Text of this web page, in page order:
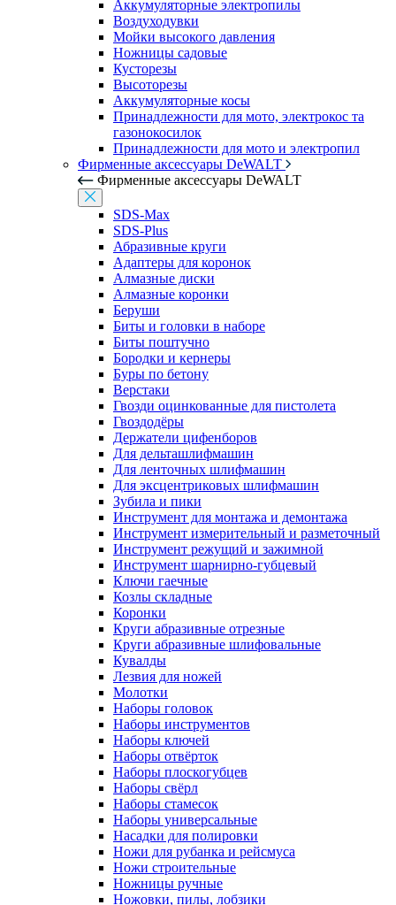
Аккумуляторные электропилы
Воздуходувки
Мойки высокого давления
Ножницы садовые
Кусторезы
Высоторезы
Аккумуляторные косы
Принадлежности для мото, электрокос та
газонокосилок
Принадлежности для мото и электропил
Фирменные аксессуары DeWALT
Фирменные аксессуары DeWALT
SDS-Max
SDS-Plus
Абразивные круги
Адаптеры для коронок
Алмазные диски
Алмазные коронки
Беруши
Биты и головки в наборе
Биты поштучно
Бородки и кернеры
Буры по бетону
Верстаки
Гвозди оцинкованные для пистолета
Гвоздодёры
Держатели цифенборов
Для дельташлифмашин
Для ленточных шлифмашин
Для эксцентриковых шлифмашин
Зубила и пики
Инструмент для монтажа и демонтажа
Инструмент измерительный и разметочный
Инструмент режущий и зажимной
Инструмент шарнирно-губцевый
Ключи гаечные
Козлы складные
Коронки
Круги абразивные отрезные
Круги абразивные шлифовальные
Кувалды
Лезвия для ножей
Молотки
Наборы головок
Наборы инструментов
Наборы ключей
Наборы отвёрток
Наборы плоскогубцев
Наборы свёрл
Наборы стамесок
Наборы универсальные
Насадки для полировки
Ножи для рубанка и рейсмуса
Ножи строительные
Ножницы ручные
Ножовки, пилы, лобзики